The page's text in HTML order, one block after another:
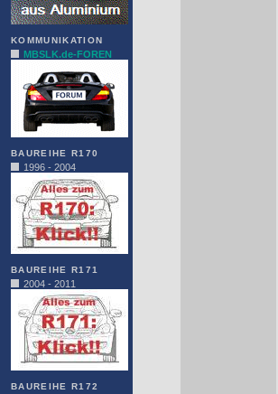
KOMMUNIKATION
MBSLK.de-FOREN
BAUREIHE R170
1996 - 2004
BAUREIHE R171
2004 - 2011
BAUREIHE R172